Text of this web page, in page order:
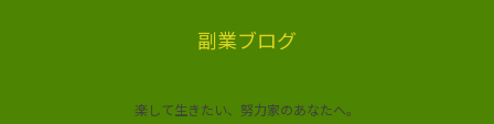
副業ブログ
楽して生きたい、努力家のあなたへ。